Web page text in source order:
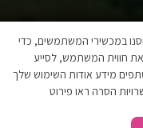
במכשירי המשתמשים, כדי
חווית המשתמש, לסייע
מידע אודות השימוש שלך
הסרה ראו פירוט